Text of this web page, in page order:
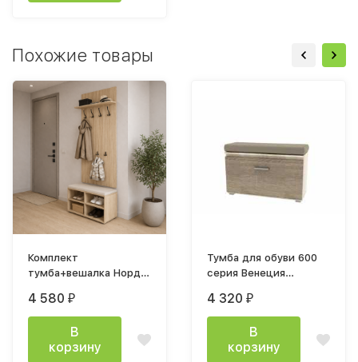
Похожие товары
Комплект
тумба+вешалка Норд
белая
4 580 ₽
В
корзину
Тумба для обуви 600
серия Венеция
светлый/ дуб сонома
тёмный, сиденье
коричневое
4 320 ₽
В
корзину